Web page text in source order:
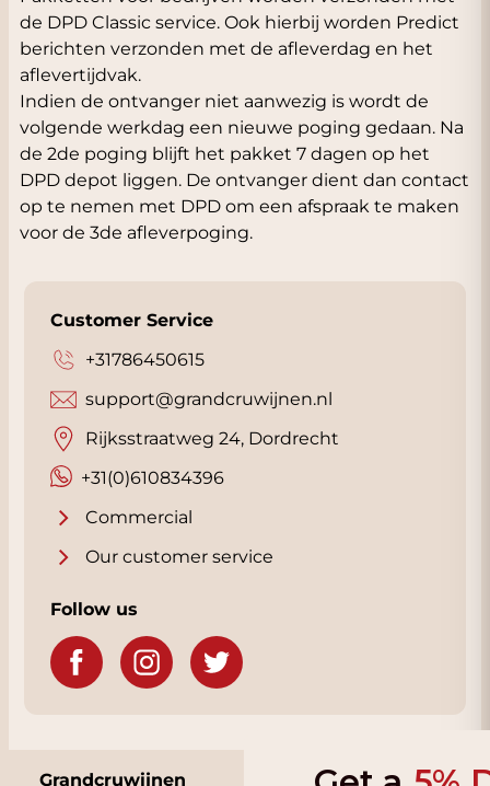
de DPD Classic service. Ook hierbij worden Predict
berichten verzonden met de afleverdag en het
aflevertijdvak.
Indien de ontvanger niet aanwezig is wordt de
volgende werkdag een nieuwe poging gedaan. Na
de 2de poging blijft het pakket 7 dagen op het
DPD depot liggen. De ontvanger dient dan contact
op te nemen met DPD om een afspraak te maken
voor de 3de afleverpoging.
Customer Service
+31786450615
+31(0)610834396
support@grandcruwijnen.nl
Rijksstraatweg 24, Dordrecht
Commercial
Our customer service
Follow us
Grandcruwijnen